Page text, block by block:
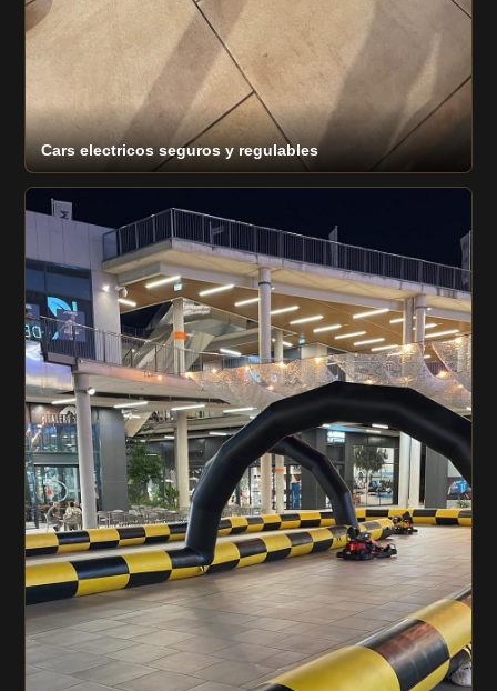
Cars electricos seguros y regulables